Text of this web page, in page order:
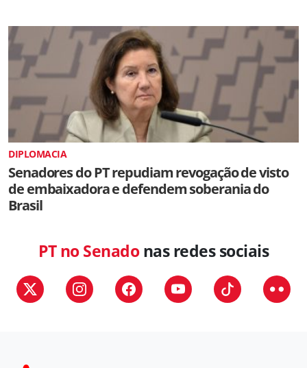
DIPLOMACIA
Senadores do PT repudiam revogação de visto
de embaixadora e defendem soberania do
Brasil
PT no Senadonas redes sociais